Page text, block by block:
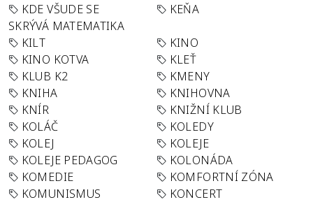
KDE VŠUDE SE
SKRÝVÁ MATEMATIKA
KEŇA
KILT
KINO
KINO KOTVA
KLEŤ
KLUB K2
KMENY
KNIHA
KNIHOVNA
KNÍR
KNIŽNÍ KLUB
KOLÁČ
KOLEDY
KOLEJ
KOLEJE
KOLEJE PEDAGOG
KOLONÁDA
KOMEDIE
KOMFORTNÍ ZÓNA
KOMUNISMUS
KONCERT